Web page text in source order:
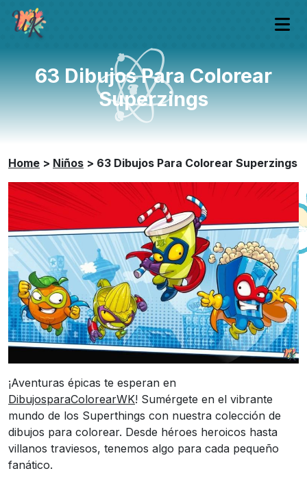
63 Dibujos Para Colorear
Superzings
Home > Niños > 63 Dibujos Para Colorear Superzings
¡Aventuras épicas te esperan en
DibujosparaColorearWK! Sumérgete en el vibrante
mundo de los Superthings con nuestra colección de
dibujos para colorear. Desde héroes heroicos hasta
villanos traviesos, tenemos algo para cada pequeño
fanático.